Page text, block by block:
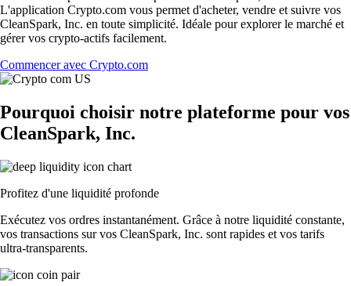
L'application Crypto.com vous permet d'acheter, vendre et suivre vos
CleanSpark, Inc. en toute simplicité. Idéale pour explorer le marché et
gérer vos crypto-actifs facilement.
Commencer avec Crypto.com
Pourquoi choisir notre plateforme pour vos
CleanSpark, Inc.
Profitez d'une liquidité profonde
Exécutez vos ordres instantanément. Grâce à notre liquidité constante,
vos transactions sur vos CleanSpark, Inc. sont rapides et vos tarifs
ultra-transparents.